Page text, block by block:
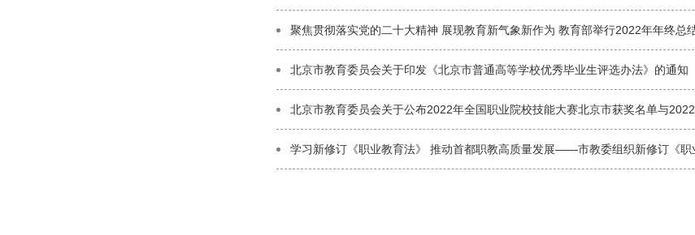
聚焦贯彻落实党的二十大精神 展现教育新气象新作为 教育部举行2022年年终总
北京市教育委员会关于印发《北京市普通高等学校优秀毕业生评选办法》的通知
学习新修订《职业教育法》 推动首都职教高质量发展——市教委组织新修订《职